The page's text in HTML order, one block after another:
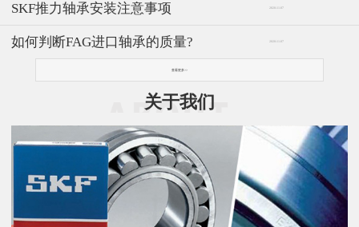
SKF推力轴承安装注意事项 2020-11-07
如何判断FAG进口轴承的质量? 2020-11-07
查看更多>>
关于我们